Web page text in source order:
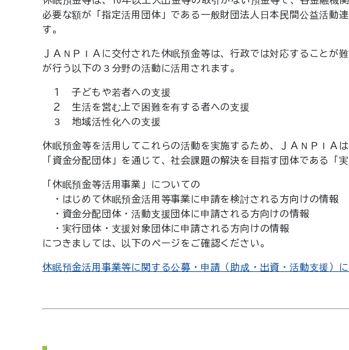
必要な額が「指定活用団体」である一般財団法人日本民間公益活動
す。
ＪＡＮＰＩＡに交付された休眠預金等は、行政では対応することが
が行う以下の３分野の活動に活用されます。
１ 子どもや若者への支援
２ 生活を営む上で困難を有する者への支援
３ 地域活性化への支援
休眠預金等を活用してこれらの活動を実施するため、ＪＡＮＰＩＡ
「資金分配団体」を通じて、社会課題の解決を目指す団体である「
「休眠預金等活用事業」についての
・はじめて休眠預金活用等事業に申請を検討される方向けの情報
・資金分配団体・活動支援団体に申請される方向けの情報
・実行団体・支援対象団体に申請される方向けの情報
につきましては、以下のページをご確認ください。
休眠預金活用事業等に関する公募・申請（助成・出資・活動支援）